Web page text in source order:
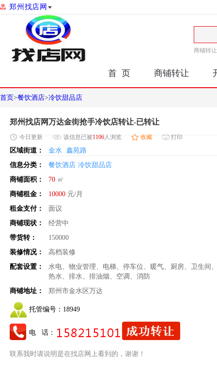
郑州找店网
商铺转让
首 页 商铺转让
首页>餐饮酒店>冷饮甜品店
郑州找店网万达金街抢手冷饮店转让-已转让
今日 更新 该信息已被1106人浏览 收藏 打印
区域街道： 金水 鑫苑路
信息分类：
餐饮酒店 冷饮甜品店
商铺面积：
70 ㎡
商铺租金：
10000 元/月
租金支付：
面议
商铺现状：
经营中
带货转：
150000
装修情况：
高档装修
配套设置：
水电、物业管理、电梯、停车位、暖气、厨房、卫生间
热水、排水、排油烟、空调、消防
商铺地址：
郑州市金水区万达
托管编号： 18949
电 话：
联系我时请说明是在找店网上看到的，谢谢！